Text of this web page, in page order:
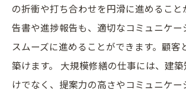
の折衝や打ち合わせを円滑に進めること
告書や進捗報告も、適切なコミュニケー
スムーズに進めることができます。顧客
築けます。 大規模修繕の仕事には、建
けでなく、提案力の高さやコミュニケ